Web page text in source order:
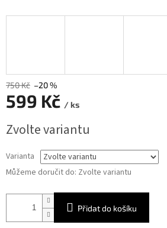
750 Kč –20 %
599 Kč / ks
cena:
Zvolte variantu
Varianta
Můžeme doručit do: Zvolte variantu
Přidat do košíku